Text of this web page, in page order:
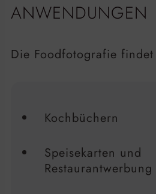
ANWENDUNGEN
Die Foodfotografie
Kochbüchern
Speisekarten und
Restaurantwerbung